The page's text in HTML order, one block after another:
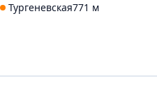
Тургеневская771 м